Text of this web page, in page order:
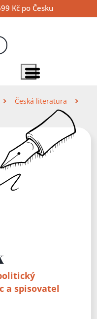
Kč po Česku
– košík
Zobrazit položky menu
Česká literatura
a spisovatel